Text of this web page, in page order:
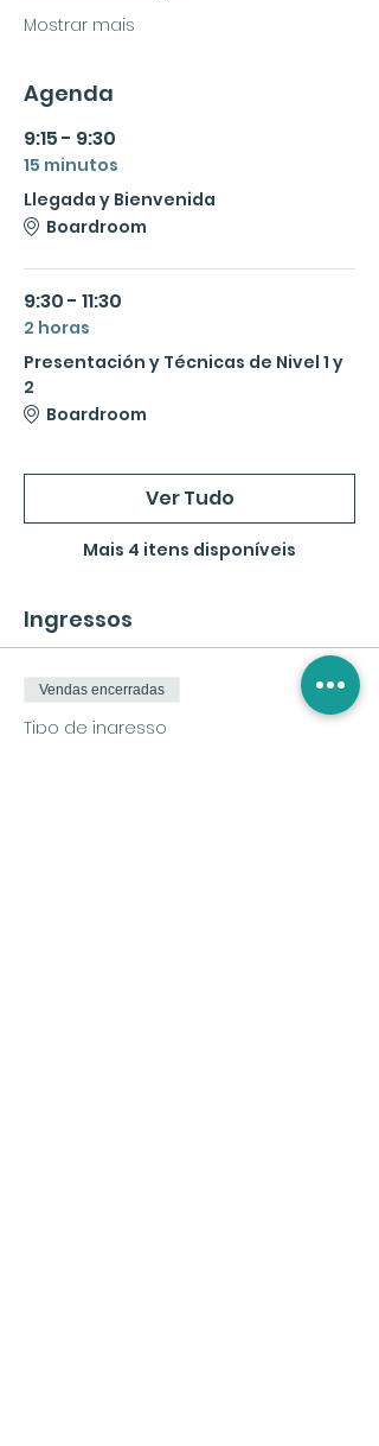
Mostrar mais
Agenda
9:15 - 9:30
15 minutos
Llegada y Bienvenida
Boardroom
9:30 - 11:30
2 horas
Presentación y Técnicas de Nivel 1 y
2
Boardroom
Mais 4 itens disponíveis
Ver Tudo
Ingressos
Vendas encerradas
Tipo de ingresso